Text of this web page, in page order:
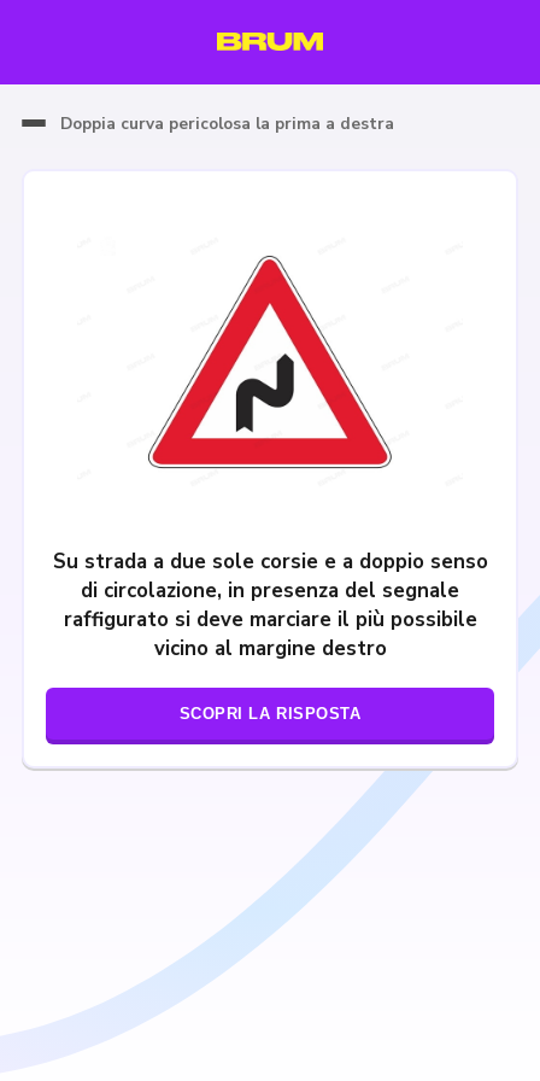
Doppia curva pericolosa la prima a destra
Su strada a due sole corsie e a doppio senso
di circolazione, in presenza del segnale
raffigurato si deve marciare il più possibile
vicino al margine destro
SCOPRI LA RISPOSTA